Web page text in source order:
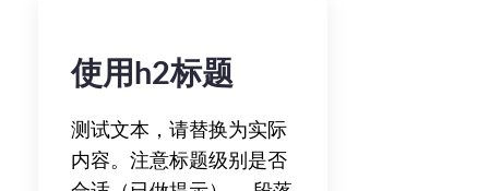
使用h2标题
测试文本，请替换为实际
内容。注意标题级别是否